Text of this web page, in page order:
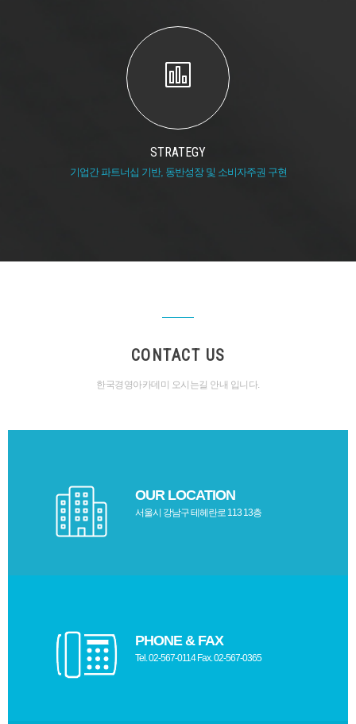
STRATEGY
기업간 파트너십 기반, 동반성장 및 소비자주권 구현
CONTACT US
한국경영아카데미 오시는길 안내 입니다.
OUR LOCATION
서울시 강남구 테헤란로 113 13층
PHONE & FAX
Tel. 02-567-0114 Fax. 02-567-0365